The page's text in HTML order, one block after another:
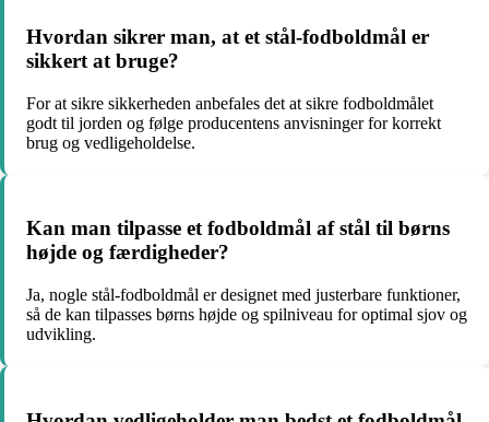
Hvordan sikrer man, at et stål-fodboldmål er
sikkert at bruge?
For at sikre sikkerheden anbefales det at sikre fodboldmålet
godt til jorden og følge producentens anvisninger for korrekt
brug og vedligeholdelse.
Kan man tilpasse et fodboldmål af stål til børns
højde og færdigheder?
Ja, nogle stål-fodboldmål er designet med justerbare funktioner,
så de kan tilpasses børns højde og spilniveau for optimal sjov og
udvikling.